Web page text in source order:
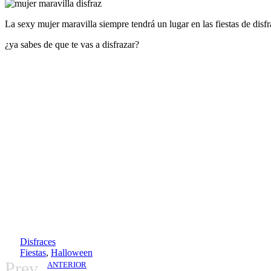
La sexy mujer maravilla siempre tendrá un lugar en las fiestas de
¿ya sabes de que te vas a disfrazar?
Disfraces
Fiestas, Halloween
ANTERIOR